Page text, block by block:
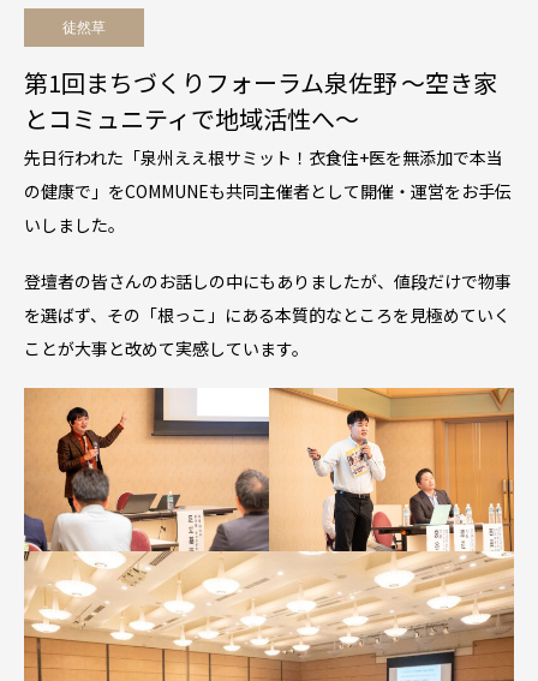
徒然草
第1回まちづくりフォーラム泉佐野 〜空き家
とコミュニティで地域活性へ〜
先日行われた「泉州ええ根サミット！衣食住+医を無添加で本当
の健康で」をCOMMUNEも共同主催者として開催・運営をお手伝
いしました。
登壇者の皆さんのお話しの中にもありましたが、値段だけで物事
を選ばず、その「根っこ」にある本質的なところを見極めていく
ことが大事と改めて実感しています。